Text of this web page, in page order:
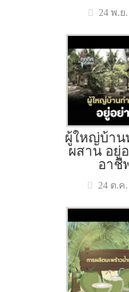
24 พ.ย.
ผู้ใหญ่บ้าน
ผสาน อยู่
อาชี
24 ต.ค.